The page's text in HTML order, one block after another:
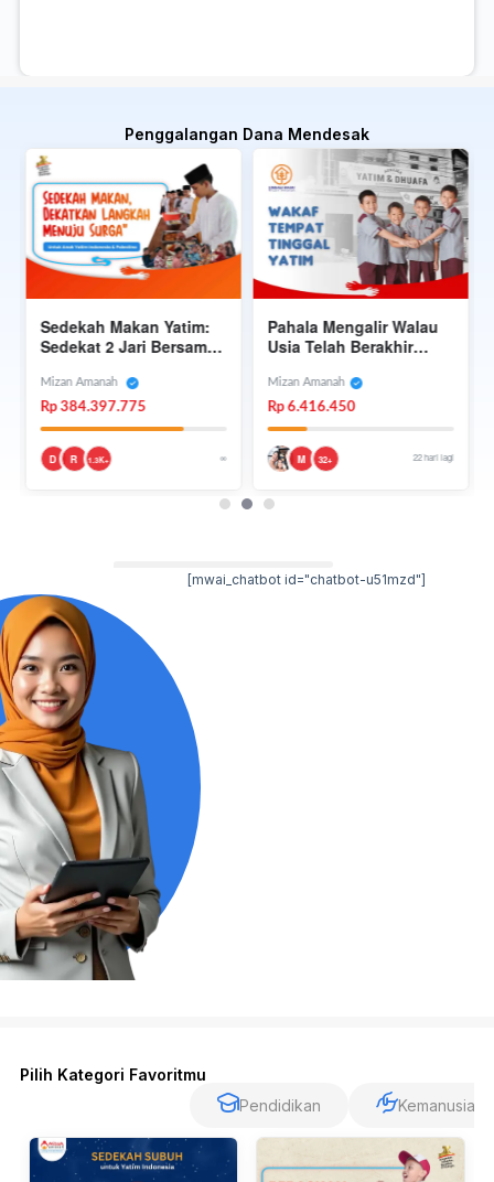
Penggalangan Dana Mendesak
Sedekah Makan Yatim:
Sedekat 2 Jari Bersama
Mizan Amanah
Rp 384.397.775
D R 1.3K+ ∞
Pahala Mengalir Walau
Usia Telah Berakhir
Yatim Dhuafa
Mizan Amanah
Rp 6.416.450
M 32+ 22 hari lagi
[mwai_chatbot id="chatbot-u51mzd"]
Pilih Kategori Favoritmu
Pendidikan Kemanusiaan